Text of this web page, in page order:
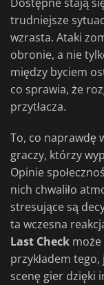
trudniejsze
wzrasta. Ataki
obronie, a nie
między byciem
co sprawia, że
przytłacza.
To, co naprawdę
graczy, którzy
Opinie
nich chwaliło
stresujące są
ta wczesna
Last Check
przykładem
scenę gier dzięki